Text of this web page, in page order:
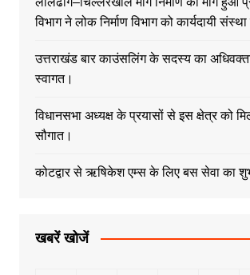
विभाग ने लोक निर्माण विभाग को कार्यदायी
उत्तराखंड बार काउंसलिंग के सदस्य का
स्वागत।
विधानसभा अध्यक्ष के प्रयासों से इस क्षेत्र को
सौगात।
कोटद्वार से ऋषिकेश एम्स के लिए बस सेवा का
खबरें खोजें